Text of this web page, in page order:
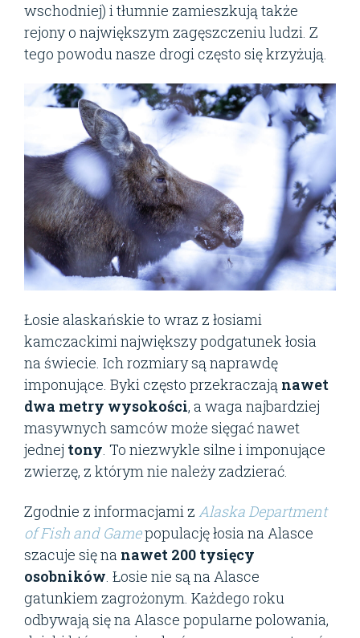
wschodniej) i tłumnie zamieszkują także
rejony o największym zagęszczeniu ludzi. Z
tego powodu nasze drogi często się krzyżują.
Łosie alaskańskie to wraz z łosiami
kamczackimi największy podgatunek łosia
na świecie. Ich rozmiary są naprawdę
imponujące. Byki często przekraczają nawet
dwa metry wysokości, a waga najbardziej
masywnych samców może sięgać nawet
jednej tony. To niezwykle silne i imponujące
zwierzę, z którym nie należy zadzierać.
Zgodnie z informacjami z Alaska Department
of Fish and Gamepopulację łosia na Alasce
szacuje się na nawet 200 tysięcy
osobników. Łosie nie są na Alasce
gatunkiem zagrożonym. Każdego roku
odbywają się na Alasce popularne polowania,